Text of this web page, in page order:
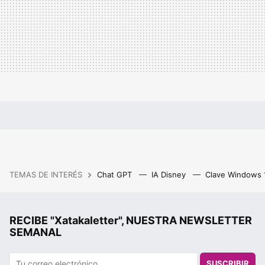
TEMAS DE INTERÉS Chat GPT IA Disney Clave Windows
RECIBE "Xatakaletter", NUESTRA NEWSLETTER
SEMANAL